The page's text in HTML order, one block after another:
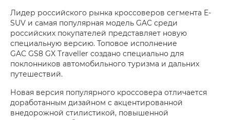
Лидер российского рынка кроссоверов сегмента E-
SUV и самая популярная модель GAC среди
российских покупателей представляет новую
специальную версию. Топовое исполнение
GAC GS8 GX Traveller создано специально для
поклонников автомобильного туризма и дальних
путешествий.
Новая версия популярного кроссовера отличается
доработанным дизайном с акцентированной
внедорожной стилистикой, повышенной